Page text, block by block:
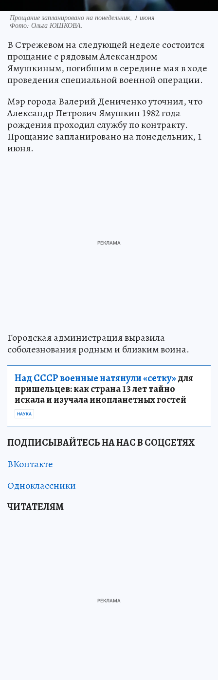
Прощание запланировано на понедельник, 1 июня
Фото: Ольга ЮШКОВА.
В Стрежевом на следующей неделе состоится
прощание с рядовым Александром
Ямушкиным, погибшим в середине мая в ходе
проведения специальной военной операции.
Мэр города Валерий Дениченко уточнил, что
Александр Петрович Ямушкин 1982 года
рождения проходил службу по контракту.
Прощание запланировано на понедельник, 1
июня.
Городская администрация выразила
соболезнования родным и близким воина.
Над СССР военные натянули «сетку»для
пришельцев: как страна 13 лет тайно
искала и изучала инопланетных гостей
НАУКА
ПОДПИСЫВАЙТЕСЬ НА НАС В СОЦСЕТЯХ
ВКонтакте
Одноклассники
ЧИТАТЕЛЯМ